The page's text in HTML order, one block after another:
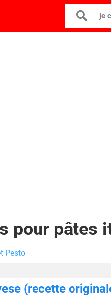
je
pour pâtes
Pesto
(recette